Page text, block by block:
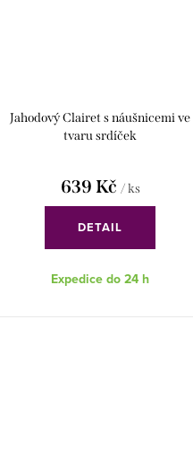
Jahodový Clairet s náušnicemi ve
tvaru srdíček
639 Kč / ks
DETAIL
Expedice do 24 h